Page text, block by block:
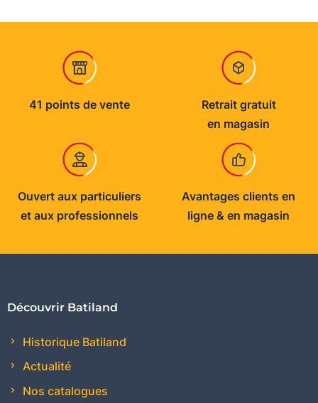
41 points de vente
Retrait gratuit
en magasin
Ouvert aux particuliers
et aux professionnels
Avantages clients en
ligne & en magasin
Découvrir Batiland
Historique Batiland
Actualité
Nos catalogues